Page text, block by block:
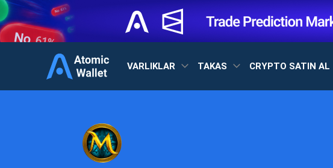
VARLIKLAR TAKAS CRYPTO SATIN AL